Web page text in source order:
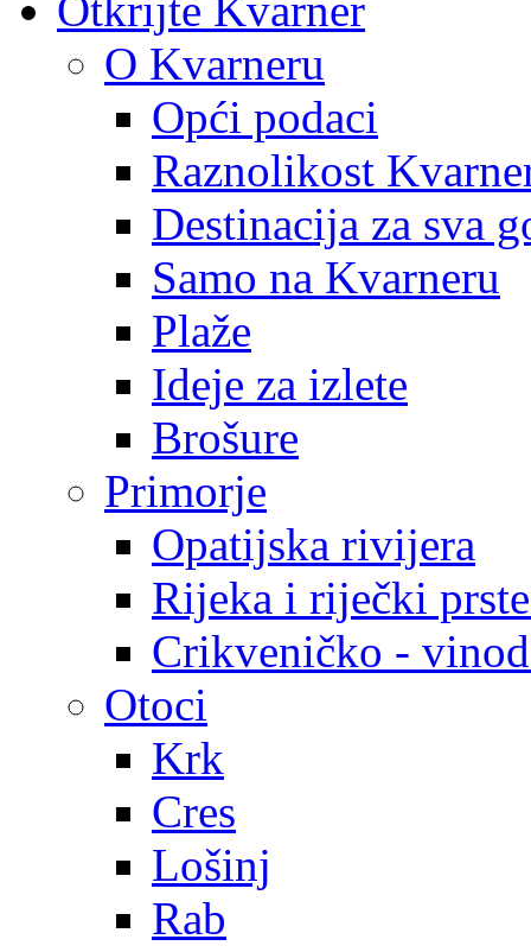
O Kvarneru
Opći podaci
Raznolikost
Destinacija za sva
Samo na Kvarneru
Plaže
Ideje za izlete
Brošure
Primorje
Opatijska rivijera
Rijeka i riječki
Crikveničko -
Otoci
Krk
Cres
Lošinj
Rab